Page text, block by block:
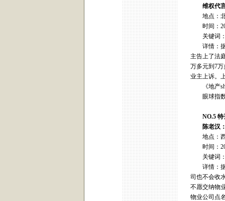
维权代
地点：
时间：
关键词：
详情：据
主告上了法
万多元到7
业主上诉。
《地产
眼球指
NO.5 特
陈老汉：
地点：
时间：
关键词：
详情：据
司也不会收
不愿交纳物
物业公司点